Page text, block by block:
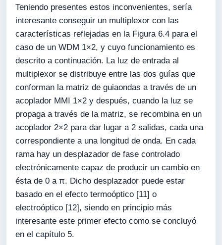
Teniendo presentes estos inconvenientes, sería
interesante conseguir un multiplexor con las
características reflejadas en la Figura 6.4 para el
caso de un WDM 1×2, y cuyo funcionamiento es
descrito a continuación. La luz de entrada al
multiplexor se distribuye entre las dos guías que
conforman la matriz de guiaondas a través de un
acoplador MMI 1×2 y después, cuando la luz se
propaga a través de la matriz, se recombina en un
acoplador 2×2 para dar lugar a 2 salidas, cada una
correspondiente a una longitud de onda. En cada
rama hay un desplazador de fase controlado
electrónicamente capaz de producir un cambio en
ésta de 0 a π. Dicho desplazador puede estar
basado en el efecto termoóptico [11] o
electroóptico [12], siendo en principio más
interesante este primer efecto como se concluyó
en el capítulo 5.